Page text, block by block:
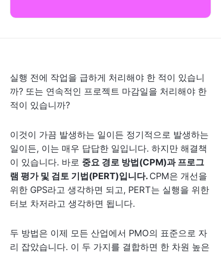
실행 전에 작업을 급하게 처리해야 한 적이 있습니
까? 또는 연속적인 프로젝트 마감일을 처리해야 한
적이 있습니까?
이것이 가끔 발생하는 일이든 정기적으로 발생하는
일이든, 이는 매우 답답한 일입니다. 하지만 해결책
이 있습니다. 바로 중요 경로 방법(CPM)과 프로그
램 평가 및 검토 기법(PERT)입니다. CPM은 개선을
위한 GPS라고 생각하면 되고, PERT는 실행을 위한
터보 차저라고 생각하면 됩니다.
두 방법은 이제 모든 산업에서 PMO의 표준으로 자
리 잡았습니다. 이 두 가지를 결합하면 한 차원 높은